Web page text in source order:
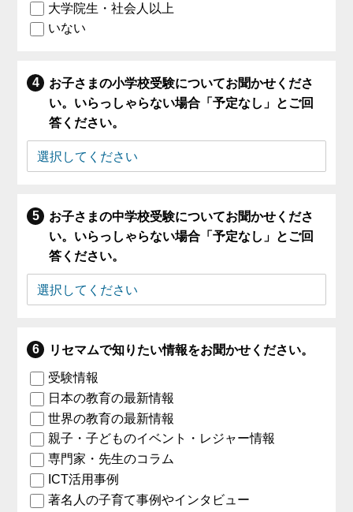
大学院生・社会人以上
いない
お子さまの小学校受験についてお聞かせくださ
い。いらっしゃらない場合「予定なし」とご回
答ください。
お子さまの中学校受験についてお聞かせくださ
い。いらっしゃらない場合「予定なし」とご回
答ください。
リセマムで知りたい情報をお聞かせください。
受験情報
日本の教育の最新情報
世界の教育の最新情報
親子・子どものイベント・レジャー情報
専門家・先生のコラム
ICT活用事例
著名人の子育て事例やインタビュー